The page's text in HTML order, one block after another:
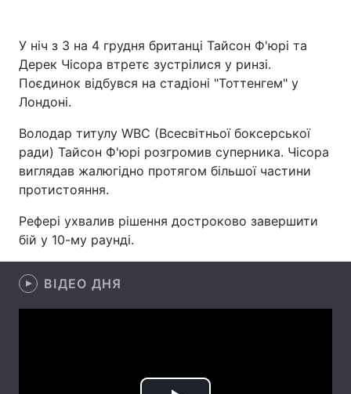
Головна Війна
Україна
Економіка Світ
Спорт Наука
Зброя
У ніч з 3 на 4 грудня британці Тайсон Ф'юрі та
Дерек Чісора втретє зустрілися у ринзі.
Поєдинок відбувся на стадіоні "Тоттенгем" у
Лондоні.
Володар титулу WBC (Всесвітньої боксерської
ради) Тайсон Ф'юрі розгромив суперника. Чісора
виглядав жалюгідно протягом більшої частини
протистояння.
Рефері ухвалив рішення достроково завершити
бій у 10-му раунді.
ВІДЕО ДНЯ